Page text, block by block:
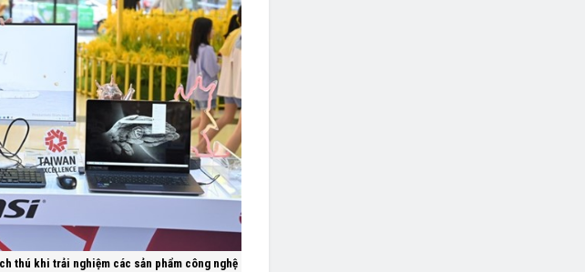
thú khi trải nghiệm các sản phẩm công nghệ